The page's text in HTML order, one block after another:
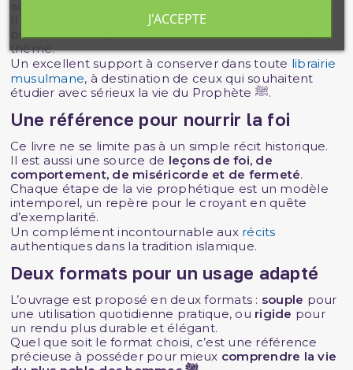
Il propose une progression chronologique claire et
bien structurée, facilitant la lecture continue ou par
thème.
Un excellent support à conserver dans toute librairie
musulmane, à destination de ceux qui souhaitent
étudier avec sérieux la vie du Prophète ﷺ.
Une référence pour nourrir la foi
Ce livre ne se limite pas à un simple récit historique.
Il est aussi une source de leçons de foi, de
comportement, de miséricorde et de fermeté.
Chaque étape de la vie prophétique est un modèle
intemporel, un repère pour le croyant en quête
d’exemplarité.
Un complément incontournable aux récits
authentiques dans la tradition islamique.
Deux formats pour un usage adapté
L’ouvrage est proposé en deux formats : souple pour
une utilisation quotidienne pratique, ou rigide pour
un rendu plus durable et élégant.
Quel que soit le format choisi, c’est une référence
précieuse à posséder pour mieux comprendre la vie
J'ACCEPTE